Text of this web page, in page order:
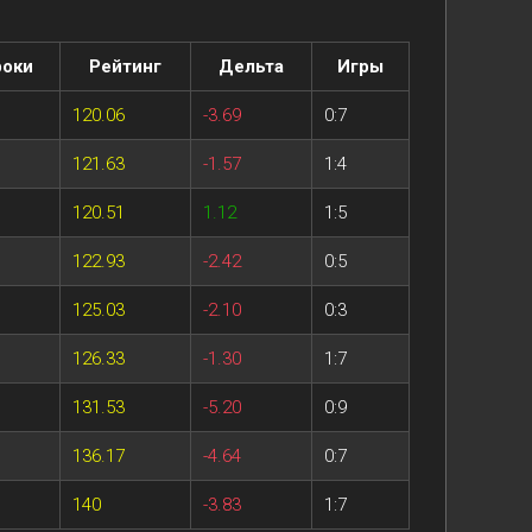
Рейтинг Дельта Игры
120.06 -3.69 0:7
121.63 -1.57 1:4
120.51 1.12 1:5
122.93 -2.42 0:5
125.03 -2.10 0:3
126.33 -1.30 1:7
131.53 -5.20 0:9
136.17 -4.64 0:7
140 -3.83 1:7